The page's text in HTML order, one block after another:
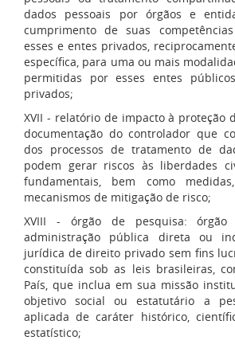
dados pessoais por órgãos e
cumprimento de suas
esses e entes privados,
específica, para uma ou mais
permitidas por esses entes
privados;
XVII - relatório de impacto à proteção
documentação do controlador que
dos processos de tratamento de
podem gerar riscos às liberdades
fundamentais, bem como
mecanismos de mitigação de risco;
XVIII - órgão de pesquisa:
administração pública direta ou
jurídica de direito privado sem fins
constituída sob as leis brasileiras,
País, que inclua em sua missão
objetivo social ou estatutário a
aplicada de caráter histórico,
estatístico;